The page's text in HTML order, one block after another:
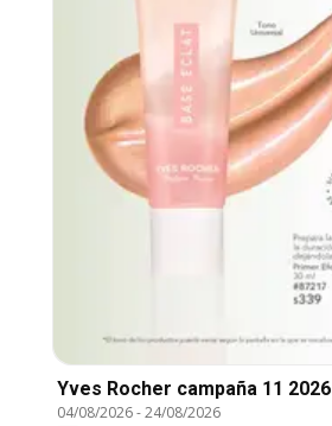
Yves Rocher campaña 11 2026
04/08/2026-24/08/2026